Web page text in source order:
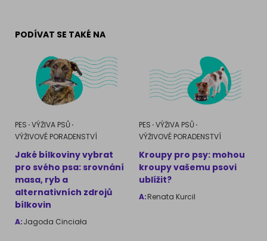
PODÍVAT SE TAKÉ NA
PES VÝŽIVA PSŮ
VÝŽIVOVÉ PORADENSTVÍ
Jaké bílkoviny vybrat
pro svého psa: srovnání
masa, ryb a
alternativních zdrojů
bílkovin
A:Jagoda Cinciała
PES VÝŽIVA PSŮ
VÝŽIVOVÉ PORADENSTVÍ
Kroupy pro psy: mohou
kroupy vašemu psovi
ublížit?
A:Renata Kurcil